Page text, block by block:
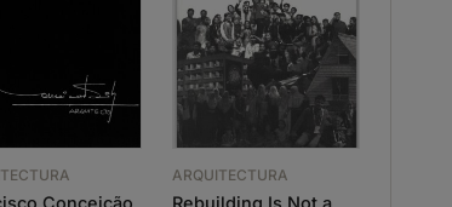
Conceição
ARQUITECTURA
Rebuilding Is Not a